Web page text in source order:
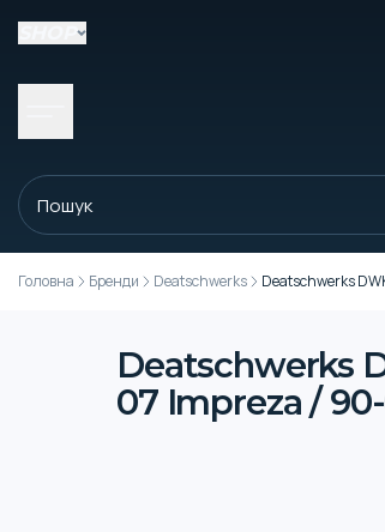
Головна Бренди Deatschwerks Deatschwerks
Deatschwerks
07 Impreza /